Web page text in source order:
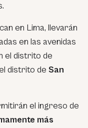
en Lima, llevarán
en las avenidas
el distrito de
distrito de San
el ingreso de
más